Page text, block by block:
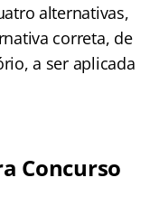
alternativas,
correta, de
a ser aplicada
Concurso